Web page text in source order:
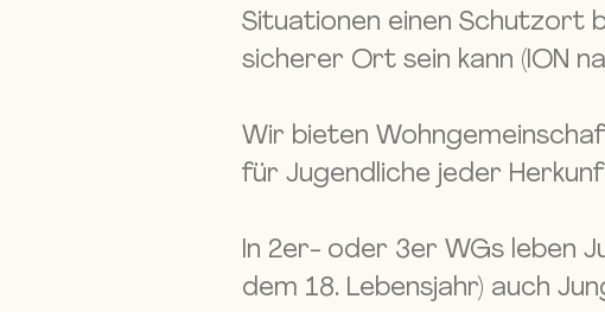
Situationen einen Schutzort
sicherer Ort sein kann (ION
Wir bieten
für Jugendliche jeder
In 2er- oder 3er WGs leben
dem 18. Lebensjahr) auch